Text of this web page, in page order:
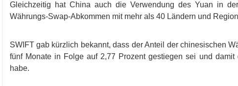
Gleichzeitig hat China auch die Verwendung des Yuan in
Währungs-Swap-Abkommen mit mehr als 40 Ländern und
SWIFT gab kürzlich bekannt, dass der Anteil der chinesischen
fünf Monate in Folge auf 2,77 Prozent gestiegen sei und
habe.